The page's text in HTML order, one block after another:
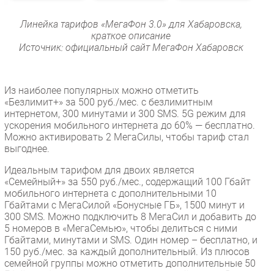
Линейка тарифов «МегаФон 3.0» для Хабаровска,
краткое описание
Источник: официальный сайт МегаФон Хабаровск
Из наиболее популярных можно отметить
«Безлимит+» за 500 руб./мес. с безлимитным
интернетом, 300 минутами и 300 SMS. 5G режим для
ускорения мобильного интернета до 60% — бесплатно.
Можно активировать 2 МегаСилы, чтобы тариф стал
выгоднее.
Идеальным тарифом для двоих является
«Семейный+» за 550 руб./мес., содержащий 100 Гбайт
мобильного интернета с дополнительными 10
Гбайтами с МегаСилой «Бонусные ГБ», 1500 минут и
300 SMS. Можно подключить 8 МегаСил и добавить до
5 номеров в «МегаСемью», чтобы делиться с ними
Гбайтами, минутами и SMS. Один номер – бесплатно, и
150 руб./мес. за каждый дополнительный. Из плюсов
семейной группы можно отметить дополнительные 50